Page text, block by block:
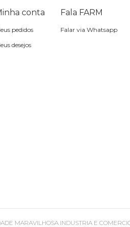
conta
pedidos
desejos
Fala FARM
Falar via Whatsapp
MARAVILHOSA INDUSTRIA E